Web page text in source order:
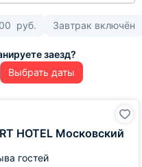
руб. Завтрак включён
Выбрать даты
HOTEL Московский
гостей